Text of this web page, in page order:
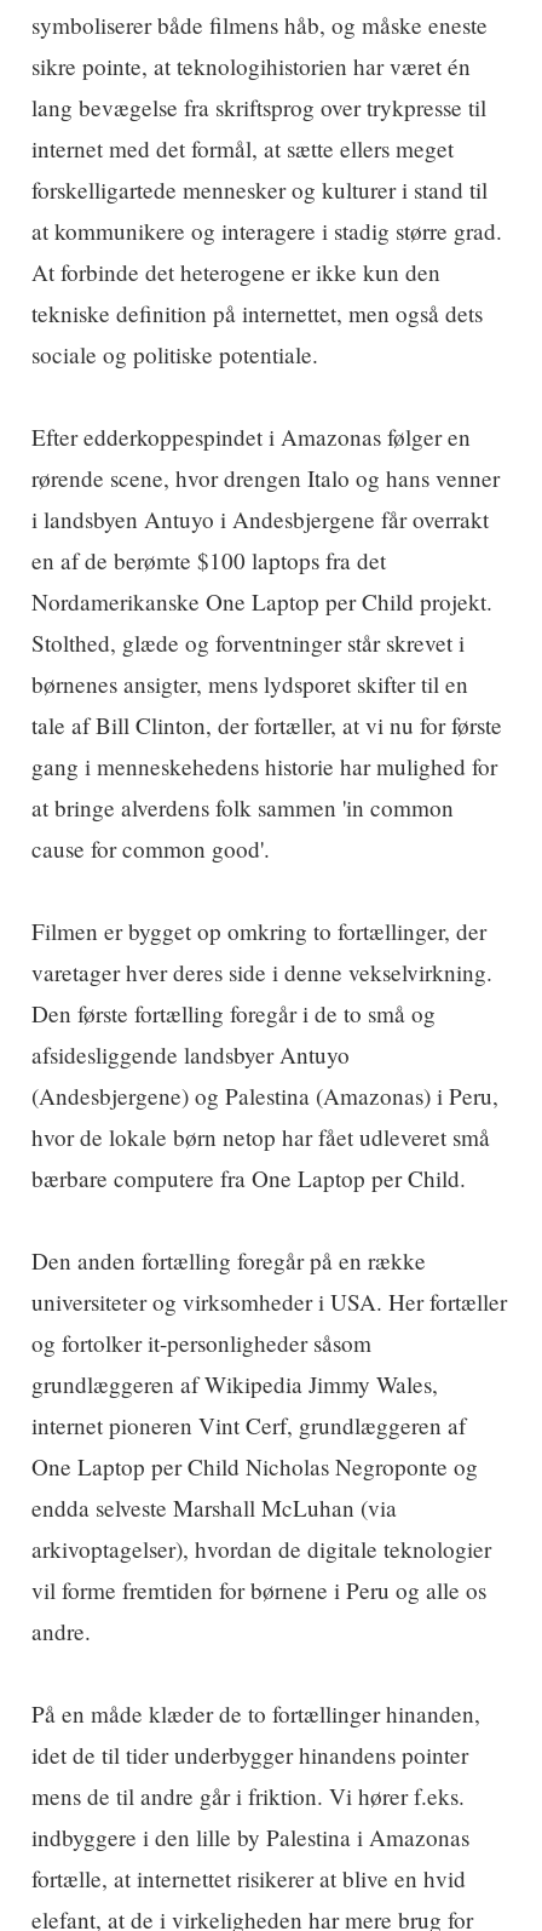
symboliserer både filmens håb, og måske eneste
sikre pointe, at teknologihistorien har været én
lang bevægelse fra skriftsprog over trykpresse til
internet med det formål, at sætte ellers meget
forskelligartede mennesker og kulturer i stand til
at kommunikere og interagere i stadig større grad.
At forbinde det heterogene er ikke kun den
tekniske definition på internettet, men også dets
sociale og politiske potentiale.
Efter edderkoppespindet i Amazonas følger en
rørende scene, hvor drengen Italo og hans venner
i landsbyen Antuyo i Andesbjergene får overrakt
en af de berømte $100 laptops fra det
Nordamerikanske One Laptop per Child projekt.
Stolthed, glæde og forventninger står skrevet i
børnenes ansigter, mens lydsporet skifter til en
tale af Bill Clinton, der fortæller, at vi nu for første
gang i menneskehedens historie har mulighed for
at bringe alverdens folk sammen 'in common
cause for common good'.
Filmen er bygget op omkring to fortællinger, der
varetager hver deres side i denne vekselvirkning.
Den første fortælling foregår i de to små og
afsidesliggende landsbyer Antuyo
(Andesbjergene) og Palestina (Amazonas) i Peru,
hvor de lokale børn netop har fået udleveret små
bærbare computere fra One Laptop per Child.
Den anden fortælling foregår på en række
universiteter og virksomheder i USA. Her fortæller
og fortolker it-personligheder såsom
grundlæggeren af Wikipedia Jimmy Wales,
internet pioneren Vint Cerf, grundlæggeren af
One Laptop per Child Nicholas Negroponte og
endda selveste Marshall McLuhan (via
arkivoptagelser), hvordan de digitale teknologier
vil forme fremtiden for børnene i Peru og alle os
andre.
På en måde klæder de to fortællinger hinanden,
idet de til tider underbygger hinandens pointer
mens de til andre går i friktion. Vi hører f.eks.
indbyggere i den lille by Palestina i Amazonas
fortælle, at internettet risikerer at blive en hvid
elefant, at de i virkeligheden har mere brug for